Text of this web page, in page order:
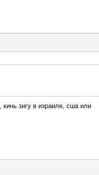
зигу в израиле, сша или